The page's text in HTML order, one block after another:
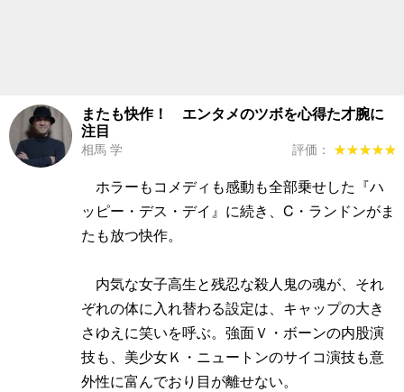
またも快作！ エンタメのツボを心得た才腕に
注目
相馬 学 評価： ★★★★★
★★★★★
ホラーもコメディも感動も全部乗せした『ハ
ッピー・デス・デイ』に続き、C・ランドンがま
たも放つ快作。
内気な女子高生と残忍な殺人鬼の魂が、それ
ぞれの体に入れ替わる設定は、キャップの大き
さゆえに笑いを呼ぶ。強面Ｖ・ボーンの内股演
技も、美少女Ｋ・ニュートンのサイコ演技も意
外性に富んでおり目が離せない。